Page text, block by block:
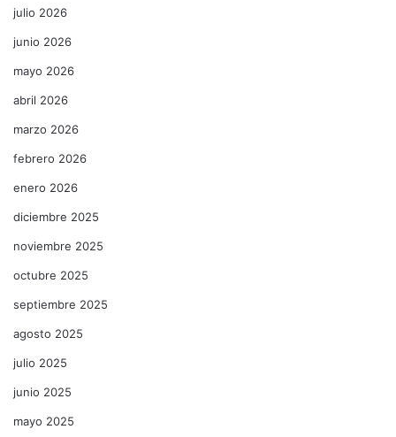
julio 2026
junio 2026
mayo 2026
abril 2026
marzo 2026
febrero 2026
enero 2026
diciembre 2025
noviembre 2025
octubre 2025
septiembre 2025
agosto 2025
julio 2025
junio 2025
mayo 2025